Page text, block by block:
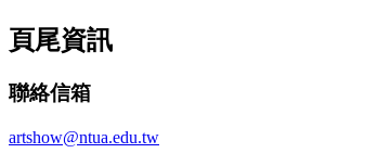
頁尾資訊
聯絡信箱
artshow@ntua.edu.tw